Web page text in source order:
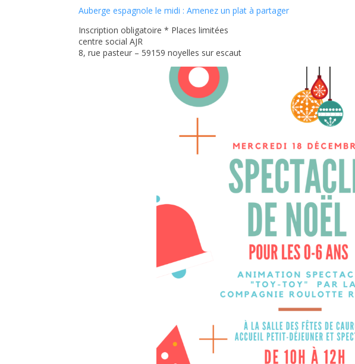
Auberge espagnole le midi : Amenez un plat à partager
Inscription obligatoire * Places limitées
centre social AJR
8, rue pasteur – 59159 noyelles sur escaut